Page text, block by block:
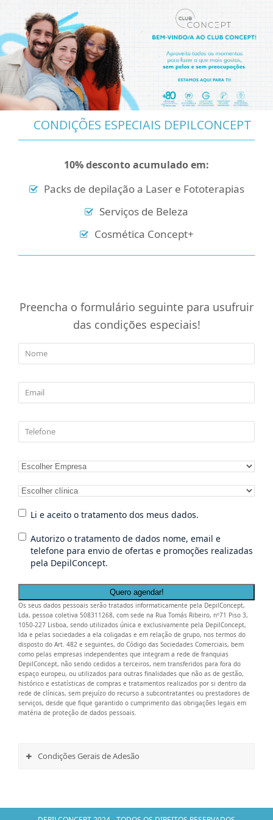
CONDIÇÕES ESPECIAIS DEPILCONCEPT
10% desconto acumuladoem:
Packs de depilação a Laser e Fototerapias
Serviços de Beleza
Cosmética Concept+
Preencha o formulário seguinte para usufruir
das condições especiais!
Nome
Email
Telefone
Escolher *
Clínica
*
Li e aceito
tratamento
dos meus
dados.
*
Li e aceito o tratamento dos meus dados.
Autorizo o
tratamento
de dados
e telefone
para envio de
ofertas e
promoções
realizadas
pela
DepilConcept.
Autorizo o tratamento de dados nome, email e
telefone para envio de ofertas e promoções realizadas
pela DepilConcept.
Os seus dados pessoais serão tratados informaticamente pela DepilConcept,
Lda, pessoa coletiva 508311268, com sede na Rua Tomás Ribeiro, nº71 Piso 3,
1050-227 Lisboa, sendo utilizados única e exclusivamente pela DepilConcept,
lda e pelas sociedades a ela coligadas e em relação de grupo, nos termos do
disposto do Art. 482 e seguintes, do Código das Sociedades Comerciais, bem
como pelas empresas independentes que integram a rede de franquias
DepilConcept, não sendo cedidos a terceiros, nem transferidos para fora do
espaço europeu, ou utilizados para outras finalidades que não as de gestão,
histórico e estatísticas de compras e tratamentos realizados por si dentro da
rede de clínicas, sem prejuízo do recurso a subcontratantes ou prestadores de
serviços, desde que fique garantido o cumprimento das obrigações legais em
matéria de proteção de dados pessoais.
Condições Gerais de Adesão